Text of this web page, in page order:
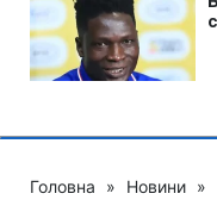
Головна » Новини »